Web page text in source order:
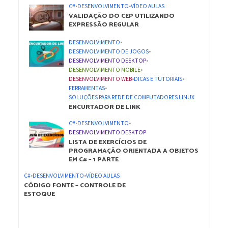
C#•DESENVOLVIMENTO•VÍDEO AULAS
VALIDAÇÃO DO CEP UTILIZANDO
EXPRESSÃO REGULAR
DESENVOLVIMENTO•
DESENVOLVIMENTO DE JOGOS•
DESENVOLVIMENTO DESKTOP•
DESENVOLVIMENTO MOBILE•
DESENVOLVIMENTO WEB•DICAS E TUTORIAIS•
FERRAMENTAS•
SOLUÇÕES PARA REDE DE COMPUTADORES LINUX
ENCURTADOR DE LINK
C#•DESENVOLVIMENTO•
DESENVOLVIMENTO DESKTOP
LISTA DE EXERCÍCIOS DE
PROGRAMAÇÃO ORIENTADA A OBJETOS
EM C# – 1 PARTE
C#•DESENVOLVIMENTO•VÍDEO AULAS
CÓDIGO FONTE – CONTROLE DE
ESTOQUE